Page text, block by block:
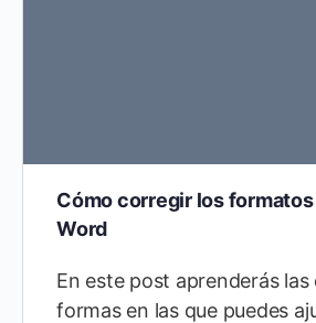
Cómo corregir los formatos
Word
En este post aprenderás
formas en las que puedes